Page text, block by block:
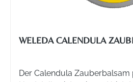
WELEDA CALENDULA
Der Calendula